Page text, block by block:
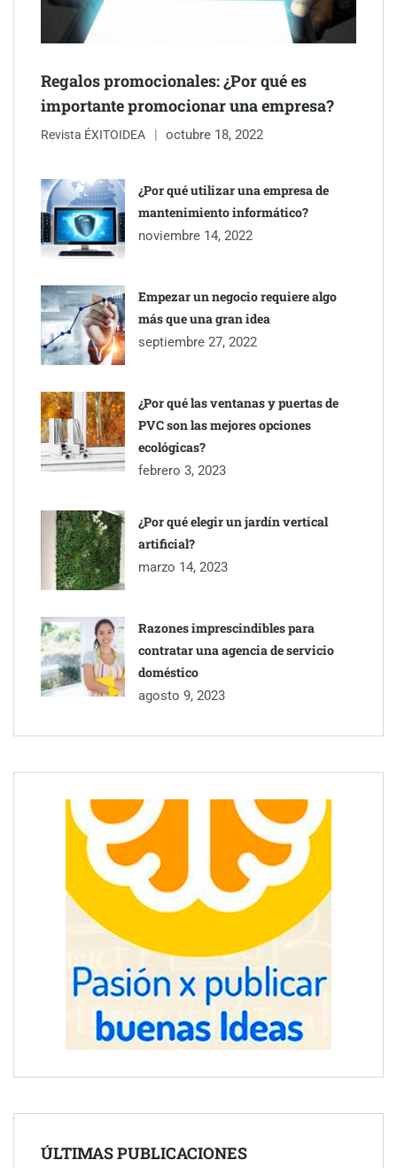
Regalos promocionales: ¿Por qué es
importante promocionar una empresa?
Revista ÉXITOIDEA octubre 18, 2022
¿Por qué utilizar una empresa de
mantenimiento informático?
noviembre 14, 2022
Empezar un negocio requiere algo
más que una gran idea
septiembre 27, 2022
¿Por qué las ventanas y puertas de
PVC son las mejores opciones
ecológicas?
febrero 3, 2023
¿Por qué elegir un jardín vertical
artificial?
marzo 14, 2023
Razones imprescindibles para
contratar una agencia de servicio
doméstico
agosto 9, 2023
ÚLTIMAS PUBLICACIONES